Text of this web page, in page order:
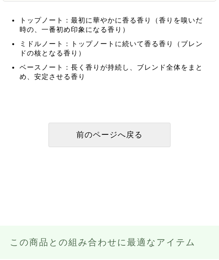
トップノート：最初に華やかに香る香り（香りを嗅いだ
時の、一番初め印象になる香り）
ミドルノート：トップノートに続いて香る香り（ブレン
ドの核となる香り）
ベースノート：長く香りが持続し、ブレンド全体をまと
め、安定させる香り
この商品との組み合わせに最適なアイテム